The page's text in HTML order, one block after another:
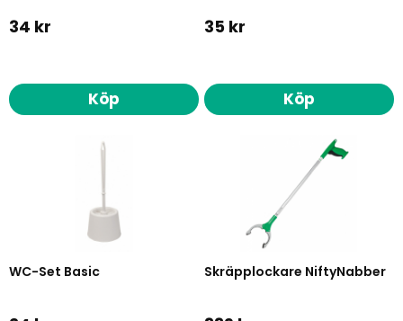
34 kr
Köp
35 kr
Köp
WC-Set Basic Skräpplockare NiftyNabber